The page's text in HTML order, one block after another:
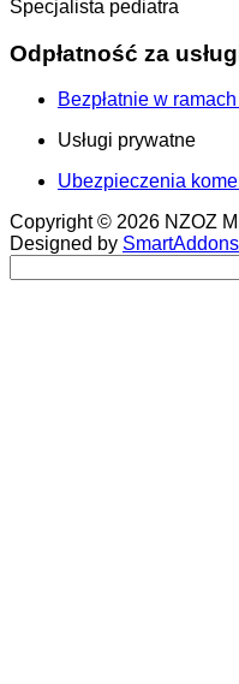
Specjalista pediatra
Odpłatność za
Bezpłatnie w
Usługi prywatne
Ubezpieczenia
Copyright © 2026 NZOZ
Designed by